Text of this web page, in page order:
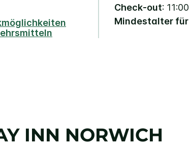
Check-out:
Mindestalter für
INN NORWICH